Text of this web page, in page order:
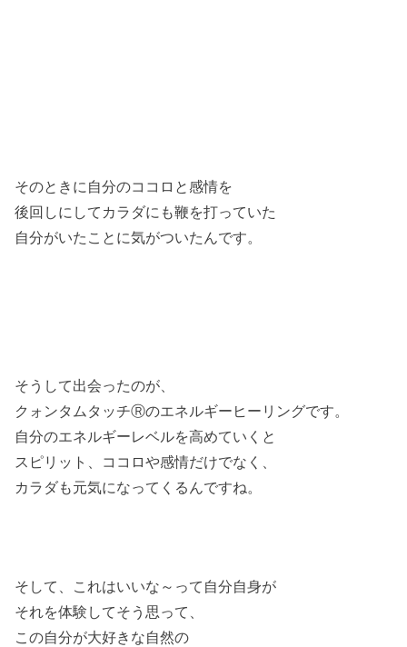
そのときに自分のココロと感情を
後回しにしてカラダにも鞭を打っていた
自分がいたことに気がついたんです。
そうして出会ったのが、
クォンタムタッチⓇのエネルギーヒーリングです。
自分のエネルギーレベルを高めていくと
スピリット、ココロや感情だけでなく、
カラダも元気になってくるんですね。
そして、これはいいな～って自分自身が
それを体験してそう思って、
この自分が大好きな自然の